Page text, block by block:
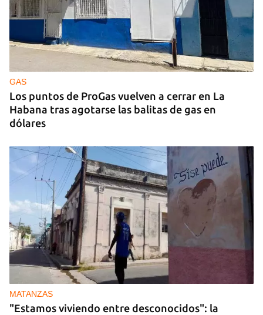
GUERRA
Ucrania ataca otro centro logístico del Amazon
ruso, esta vez en los Urales
GAS
Los puntos de ProGas vuelven a cerrar en La
Habana tras agotarse las balitas de gas en
dólares
MATANZAS
"Estamos viviendo entre desconocidos": la